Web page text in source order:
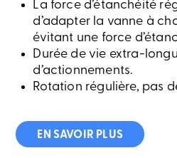
La force d’étanchéité
d’adapter la vanne à
évitant une force
Durée de vie extra-
d’actionnements.
Rotation régulière, pas
EN SAVOIR PLUS